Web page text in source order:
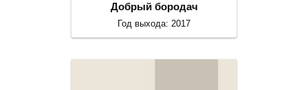
Добрый бородач
Год выхода: 2017